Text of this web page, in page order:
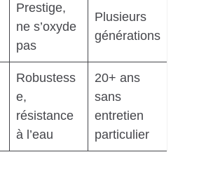
Prestige,
ne s’oxyde
pas
Plusieurs
générations
Robustess
e,
résistance
à l’eau
20+ ans
sans
entretien
particulier